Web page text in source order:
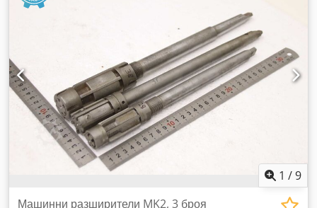
патронници Dedpfx Aervlfnjh Isck - Цена: за брой -
Размери (общи): Ø 50 x 143 мм - Тегло: 0,6 кг
1 /9
Машинни разширители MK2, 3 броя